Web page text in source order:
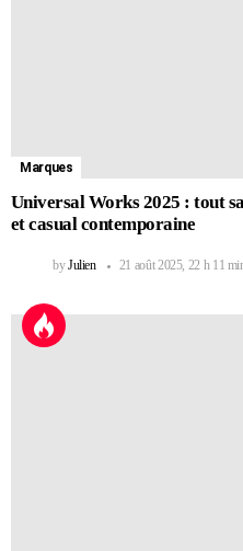
Marques
Universal Works 2025 : tout
et casual contemporaine
byJulien 21 août 2025, 22 h 11